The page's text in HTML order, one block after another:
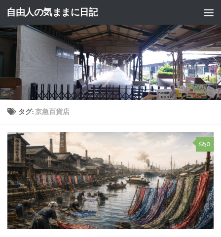
コンテンツへスキップ
自由人の気ままに日記
タグ:京急百貨店
0